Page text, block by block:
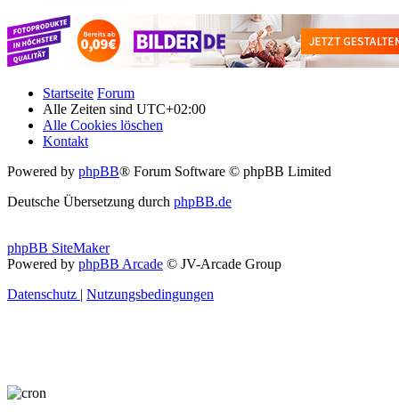
Startseite Forum
Alle Zeiten sind UTC+02:00
Alle Cookies löschen
Kontakt
Powered by phpBB® Forum Software © phpBB Limited
Deutsche Übersetzung durch phpBB.de
phpBB SiteMaker
Powered by phpBB Arcade © JV-Arcade Group
Datenschutz | Nutzungsbedingungen